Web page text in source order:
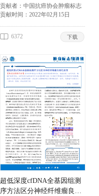
瘤生物标志物开发平台
贡献者： 中国抗癌协会肿瘤标志
专业委员会
贡献时间： 2022年02月15日
6372 下载
超低深度cfDNA全基因组测
序方法区分神经纤维瘤良恶